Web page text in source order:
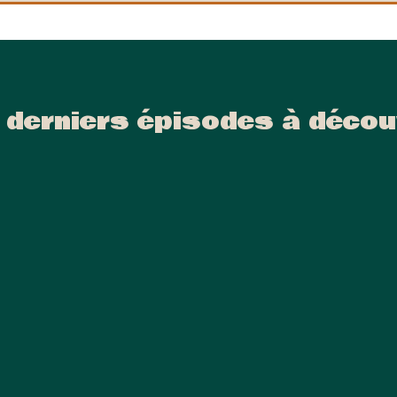
derniers épisodes à